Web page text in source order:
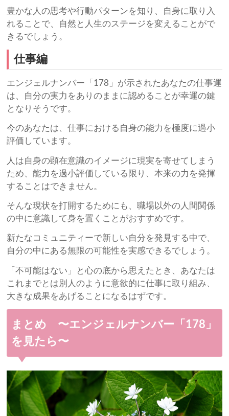
豊かな人の思考や行動パターンを知り、自身に取り入
れることで、自然と人生のステージを変えることがで
きるでしょう。
仕事編
エンジェルナンバー「178」が示されたあなたの仕事運
は、自分の実力をありのままに認めることが幸運の鍵
となりそうです。
今のあなたは、仕事における自身の能力を極度に過小
評価しています。
人は自身の顕在意識のイメージに現実を寄せてしまう
ため、能力を過小評価している限り、本来の力を発揮
することはできません。
そんな現状を打開するためにも、職場以外の人間関係
の中に意識して身を置くことがおすすめです。
新たなコミュニティーで新しい自分を発見する中で、
自分の中にある無限の可能性を実感できるでしょう。
「不可能はない」と心の底から思えたとき、あなたは
これまでとは別人のように意欲的に仕事に取り組み、
大きな成果をあげることになるはずです。
まとめ 〜エンジェルナンバー「178」
を見たら〜